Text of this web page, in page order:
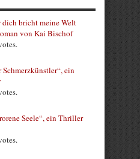
dich bricht meine Welt
von Kai Bischof
ein
Seele“, ein Thriller